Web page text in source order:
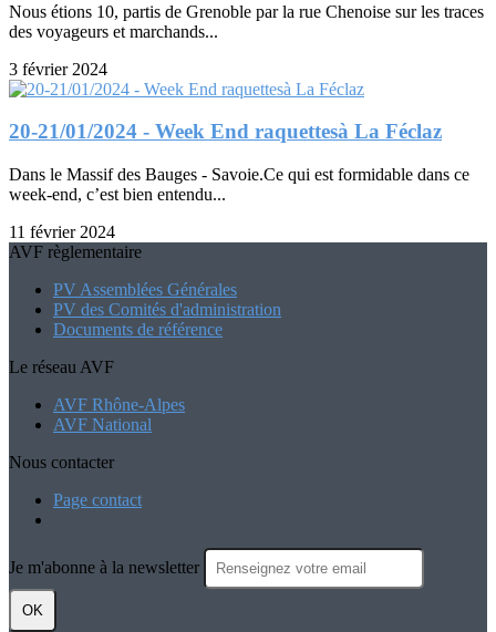
Nous étions 10, partis de Grenoble par la rue Chenoise sur les traces
des voyageurs et marchands...
3 février 2024
20-21/01/2024 - Week End raquettesà La Féclaz
Dans le Massif des Bauges - Savoie.Ce qui est formidable dans ce
week-end, c’est bien entendu...
11 février 2024
AVF règlementaire
PV Assemblées Générales
PV des Comités d'administration
Documents de référence
Le réseau AVF
AVF Rhône-Alpes
AVF National
Nous contacter
Page contact
Je m'abonne à la newsletter
OK